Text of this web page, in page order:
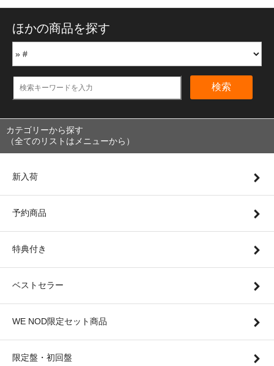
ほかの商品を探す
検索
カテゴリーから探す
（全てのリストはメニューから）
新入荷
予約商品
特典付き
ベストセラー
WE NOD限定セット商品
限定盤・初回盤